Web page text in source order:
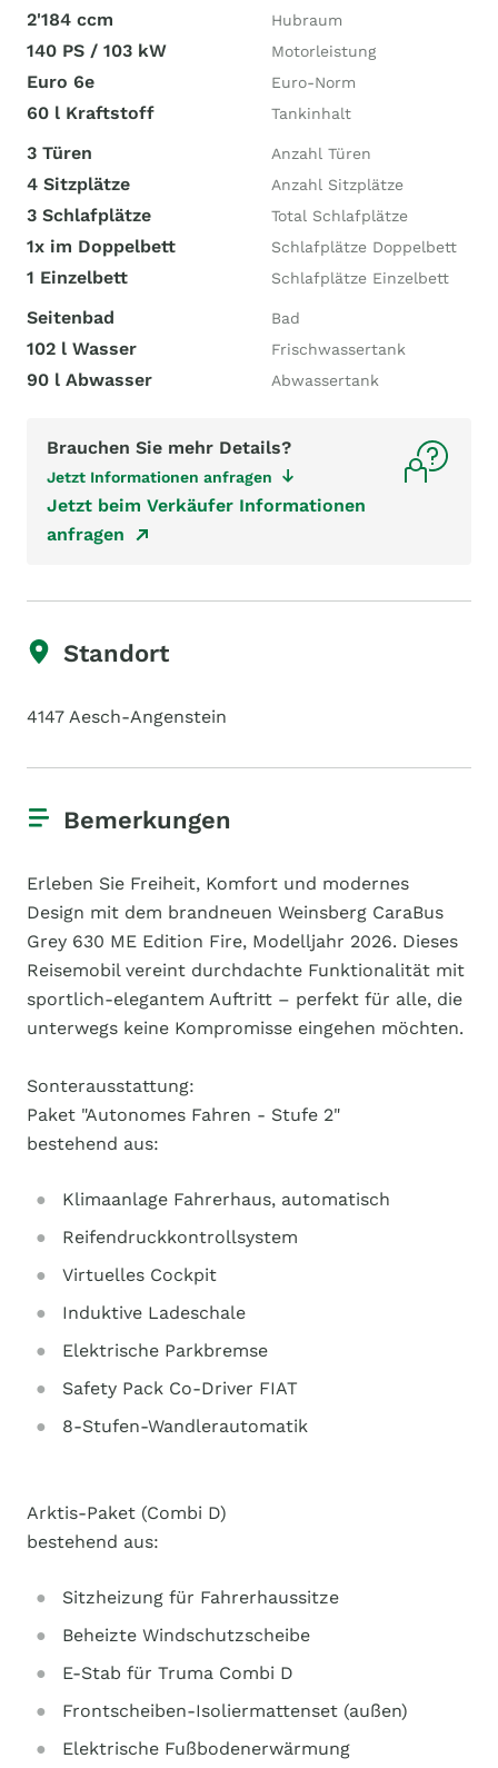
2'184 ccm Hubraum
140 PS / 103 kW Motorleistung
Euro 6e Euro-Norm
60 l Kraftstoff Tankinhalt
3 Türen Anzahl Türen
4 Sitzplätze Anzahl Sitzplätze
3 Schlafplätze Total Schlafplätze
1x im Doppelbett Schlafplätze Doppelbett
1 Einzelbett Schlafplätze Einzelbett
Seitenbad Bad
102 l Wasser Frischwassertank
90 l Abwasser Abwassertank
Brauchen Sie mehr Details?
Jetzt Informationen anfragen
Jetzt beim Verkäufer Informationen
anfragen
Standort
4147 Aesch-Angenstein
Bemerkungen
Erleben Sie Freiheit, Komfort und modernes
Design mit dem brandneuen Weinsberg CaraBus
Grey 630 ME Edition Fire, Modelljahr 2026. Dieses
Reisemobil vereint durchdachte Funktionalität mit
sportlich-elegantem Auftritt – perfekt für alle, die
unterwegs keine Kompromisse eingehen möchten.
Sonterausstattung:
Paket "Autonomes Fahren - Stufe 2"
bestehend aus:
Klimaanlage Fahrerhaus, automatisch
Reifendruckkontrollsystem
Virtuelles Cockpit
Induktive Ladeschale
Elektrische Parkbremse
Safety Pack Co-Driver FIAT
8-Stufen-Wandlerautomatik
Arktis-Paket (Combi D)
bestehend aus:
Sitzheizung für Fahrerhaussitze
Beheizte Windschutzscheibe
E-Stab für Truma Combi D
Frontscheiben-Isoliermattenset (außen)
Elektrische Fußbodenerwärmung